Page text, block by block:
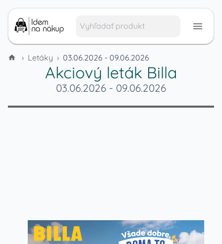
› Letáky › 03.06.2026 - 09.06.2026
Akciový leták Billa
03.06.2026 - 09.06.2026